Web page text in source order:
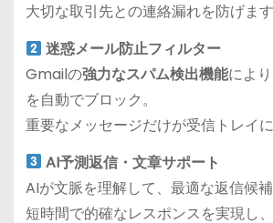
大切な取引先との連絡漏れを防げます
迷惑メール防止フィルター
Gmailの強力なスパム検出機能によ
を自動でブロック。
重要なメッセージだけが受信トレイに
AI予測返信・文章サポート
AIが文脈を理解して、最適な返信候補
短時間で的確なレスポンスを実現し、